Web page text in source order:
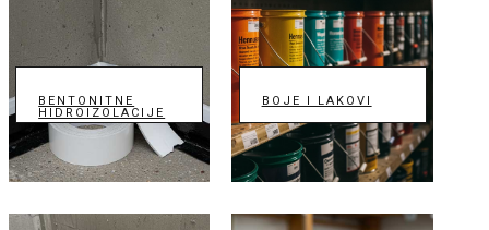
BENTONITNE
HIDROIZOLACIJE
BOJE I LAKOVI